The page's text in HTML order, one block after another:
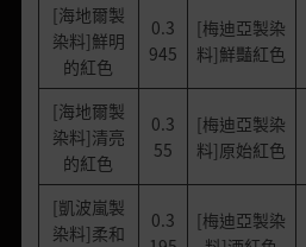
[海地爾製
染料]鮮明
的紅色
0.3
945
[梅迪亞製染
料]鮮豔紅色
[海地爾製
染料]清亮
的紅色
0.3
55
[梅迪亞製染
料]原始紅色
[凱波嵐製
染料]柔和
0.3
[梅迪亞製染